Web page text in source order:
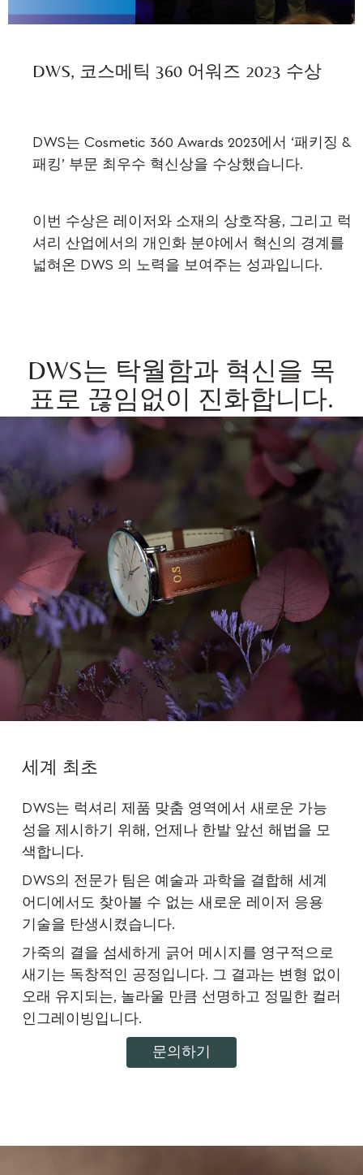
DWS, 코스메틱 360 어워즈 2023 수상
DWS는 Cosmetic 360 Awards 2023에서 ‘패키징 &
패킹’ 부문 최우수 혁신상을 수상했습니다.
이번 수상은 레이저와 소재의 상호작용, 그리고 럭
셔리 산업에서의 개인화 분야에서 혁신의 경계를
넓혀온 DWS 의 노력을 보여주는 성과입니다.
DWS는 탁월함과 혁신을 목
표로 끊임없이 진화합니다.
세계 최초
DWS는 럭셔리 제품 맞춤 영역에서 새로운 가능
성을 제시하기 위해, 언제나 한발 앞선 해법을 모
색합니다.
DWS의 전문가 팀은 예술과 과학을 결합해 세계
어디에서도 찾아볼 수 없는 새로운 레이저 응용
기술을 탄생시켰습니다.
가죽의 결을 섬세하게 긁어 메시지를 영구적으로
새기는 독창적인 공정입니다. 그 결과는 변형 없이
오래 유지되는, 놀라울 만큼 선명하고 정밀한 컬러
인그레이빙입니다.
문의하기